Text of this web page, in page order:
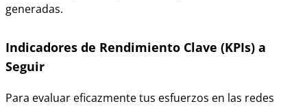
generadas.
Indicadores de Rendimiento Clave (KPIs) a
Seguir
Para evaluar eficazmente tus esfuerzos en las redes